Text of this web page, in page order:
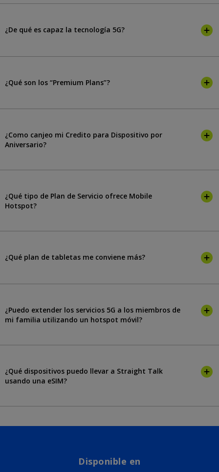
¿De qué es capaz la tecnología 5G?
¿Qué son los “Premium Plans”?
¿Como canjeo mi Credito para Dispositivo por
Aniversario?
¿Qué tipo de Plan de Servicio ofrece Mobile
Hotspot?
¿Qué plan de tabletas me conviene más?
¿Puedo extender los servicios 5G a los miembros de
mi familia utilizando un hotspot móvil?
¿Qué dispositivos puedo llevar a Straight Talk
usando una eSIM?
Disponible en